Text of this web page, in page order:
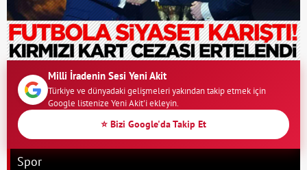
Milli İradenin Sesi Yeni Akit
Türkiye ve dünyadaki gelişmeleri yakından takip etmek için
Google listenize Yeni Akit'i ekleyin.
⭐ Bizi Google'da Takip Et
Spor